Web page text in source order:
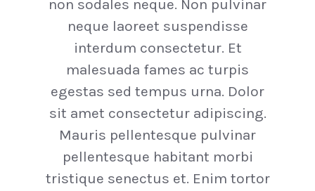
non sodales neque. Non pulvinar
neque laoreet suspendisse
interdum consectetur. Et
malesuada fames ac turpis
egestas sed tempus urna. Dolor
sit amet consectetur adipiscing.
Mauris pellentesque pulvinar
pellentesque habitant morbi
tristique senectus et. Enim tortor